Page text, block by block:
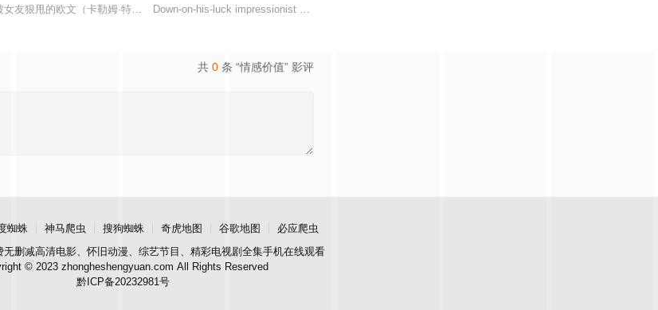
光无意中伪装成车王
区人民的创业故事、幸福故事、追梦故事。脱贫不松劲，致
女友狠甩的欧文（卡勒姆·特纳 饰）和满怀浪漫情怀和希望的艾莉（莫妮卡·巴巴罗 饰）或许
Down-on-his-luck impressionist Sam Reinhold m
共 0 条 “情感价值” 影评
蜘蛛 神马爬虫 搜狗蜘蛛 奇虎地图 谷歌地图
必应爬虫
无删减高清电影、怀旧动漫、综艺节目、精彩电视剧全集手机在线观看
© 2023 zhongheshengyuan.com All Rights Reserved
黔ICP备20232981号